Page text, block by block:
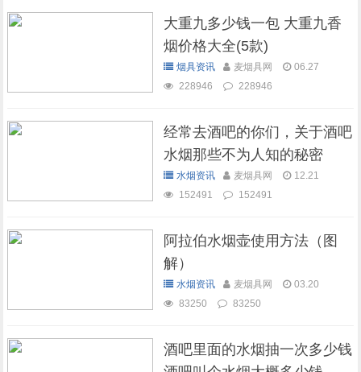
大重九多少钱一包 大重九香
烟价格大全(5款)
烟具资讯 麦烟具网
06.27
228946
228946
经常去酒吧的你们，关于酒吧
水烟那些不为人知的秘密
水烟资讯 麦烟具网
12.21
152491
152491
阿拉伯水烟壶使用方法（图
解）
水烟资讯 麦烟具网
03.20
83250
83250
酒吧里面的水烟抽一次多少钱